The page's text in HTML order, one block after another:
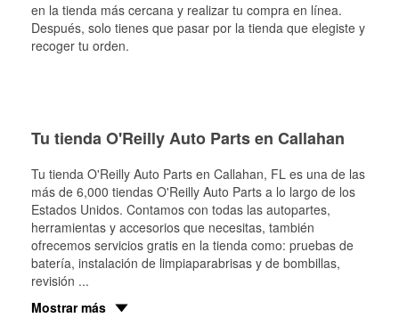
en la tienda más cercana y realizar tu compra en línea.
Después, solo tienes que pasar por la tienda que elegiste y
recoger tu orden.
Tu tienda O'Reilly Auto Parts en Callahan
Tu tienda O'Reilly Auto Parts en Callahan, FL es una de las
más de 6,000 tiendas O'Reilly Auto Parts a lo largo de los
Estados Unidos. Contamos con todas las autopartes,
herramientas y accesorios que necesitas, también
ofrecemos servicios gratis en la tienda como: pruebas de
batería, instalación de limpiaparabrisas y de bombillas,
revisión ...
Mostrar más